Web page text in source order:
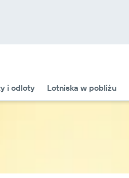
i odloty Lotniska w pobliżu